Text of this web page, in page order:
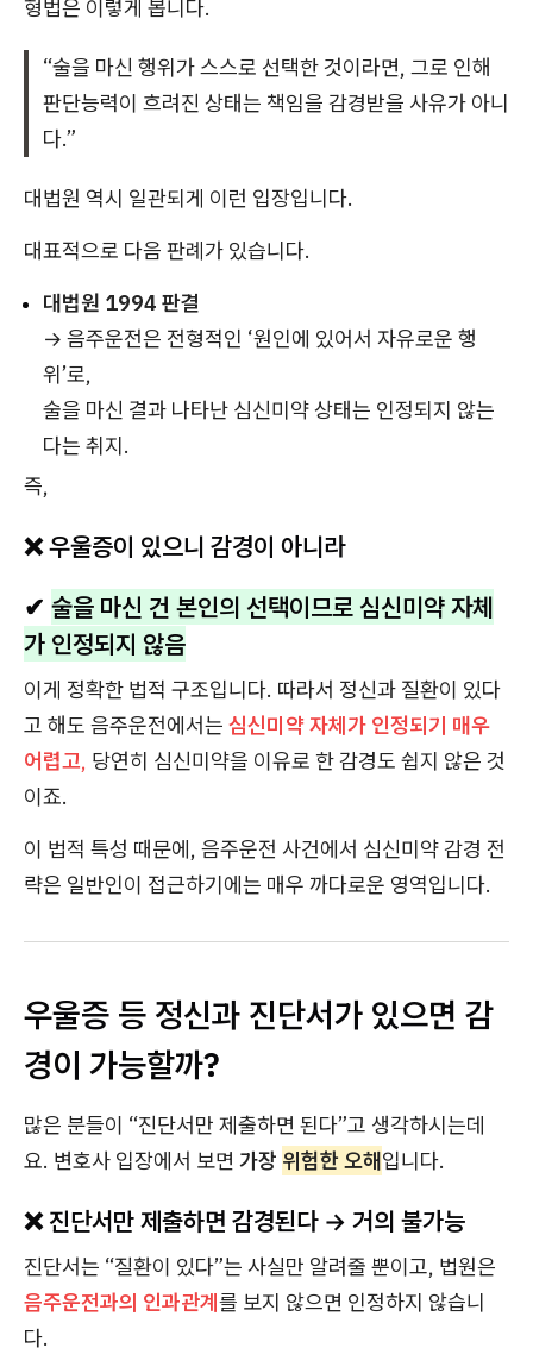
형법은 이렇게 봅니다.
“술을 마신 행위가 스스로 선택한 것이라면, 그로 인해
판단능력이 흐려진 상태는 책임을 감경받을 사유가 아니
다.”
대법원 역시 일관되게 이런 입장입니다.
대표적으로 다음 판례가 있습니다.
대법원 1994 판결
→ 음주운전은 전형적인 ‘원인에 있어서 자유로운 행
위’로,
술을 마신 결과 나타난 심신미약 상태는 인정되지 않는
다는 취지.
즉,
❌ 우울증이 있으니 감경이 아니라
✔ 술을 마신 건 본인의 선택이므로 심신미약 자체
가 인정되지 않음
이게 정확한 법적 구조입니다. 따라서 정신과 질환이 있다
고 해도 음주운전에서는 심신미약 자체가 인정되기 매우
어렵고, 당연히 심신미약을 이유로 한 감경도 쉽지 않은 것
이죠.
이 법적 특성 때문에, 음주운전 사건에서 심신미약 감경 전
략은 일반인이 접근하기에는 매우 까다로운 영역입니다.
우울증 등 정신과 진단서가 있으면 감
경이 가능할까?
많은 분들이 “진단서만 제출하면 된다”고 생각하시는데
요. 변호사 입장에서 보면 가장 위험한 오해입니다.
❌ 진단서만 제출하면 감경된다 → 거의 불가능
진단서는 “질환이 있다”는 사실만 알려줄 뿐이고, 법원은
음주운전과의 인과관계를 보지 않으면 인정하지 않습니
다.